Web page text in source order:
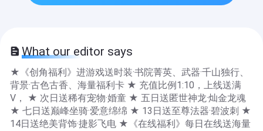
What our editor says
★《创角福利》进游戏送时装·书院菁英、武器·千山独行、
背景·古色古香、海量福利卡 ★ 充值比例1:10，上线送满
V， ★ 次日送稀有宠物·婚童 ★ 五日送匿世神龙·灿金龙魂
★ 七日送巅峰坐骑·爱意绵绵 ★ 13日送至尊法器·碧波刺 ★
14日送绝美背饰·捷影飞电 ★《在线福利》每日在线送海量